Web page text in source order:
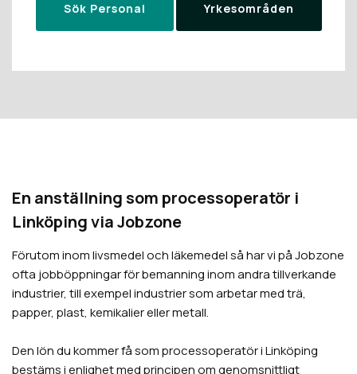
Sök Personal Yrkesområden
En anställning som processoperatör i
Linköping via Jobzone
Förutom inom livsmedel och läkemedel så har vi på Jobzone
ofta jobböppningar för bemanning inom andra tillverkande
industrier, till exempel industrier som arbetar med trä,
papper, plast, kemikalier eller metall.
Den lön du kommer få som processoperatör i Linköping
bestäms i enlighet med principen om genomsnittligt